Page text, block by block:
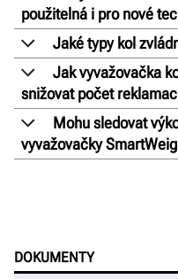
použitelná i pro nové
Jaké typy kol
Jak vyvažovačka
snižovat počet
Mohu sledovat
vyvažovačky
DOKUMENTY